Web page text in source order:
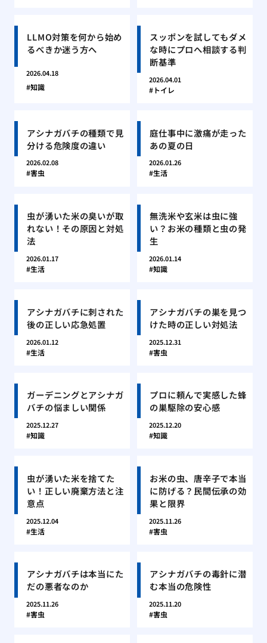
LLMO対策を何から始め
るべきか迷う方へ
2026.04.18
知識
スッポンを試してもダメ
な時にプロへ相談する判
断基準
2026.04.01
トイレ
アシナガバチの種類で見
分ける危険度の違い
2026.02.08
害虫
庭仕事中に激痛が走った
あの夏の日
2026.01.26
生活
虫が湧いた米の臭いが取
れない！その原因と対処
法
2026.01.17
生活
無洗米や玄米は虫に強
い？お米の種類と虫の発
生
2026.01.14
知識
アシナガバチに刺された
後の正しい応急処置
2026.01.12
生活
アシナガバチの巣を見つ
けた時の正しい対処法
2025.12.31
害虫
ガーデニングとアシナガ
バチの悩ましい関係
2025.12.27
知識
プロに頼んで実感した蜂
の巣駆除の安心感
2025.12.20
知識
虫が湧いた米を捨てた
い！正しい廃棄方法と注
意点
2025.12.04
生活
お米の虫、唐辛子で本当
に防げる？民間伝承の効
果と限界
2025.11.26
害虫
アシナガバチは本当にた
だの悪者なのか
2025.11.26
害虫
アシナガバチの毒針に潜
む本当の危険性
2025.11.20
害虫